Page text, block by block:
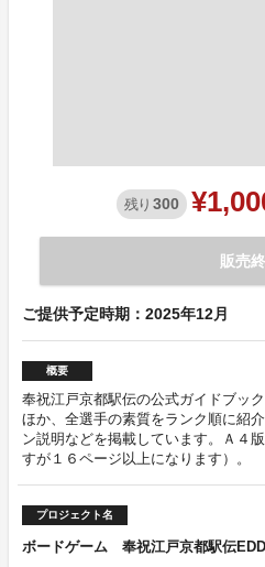
残り 300
販売
ご提供予定時期：2025年12月
概要
奉祝江戸京都駅伝の公式ガイドブッ
ほか、全選手の素質をランク順に紹
ン説明などを掲載しています。Ａ４
すが１６ページ以上になります）。
プロジェクト名
ボードゲーム 奉祝江戸京都駅伝